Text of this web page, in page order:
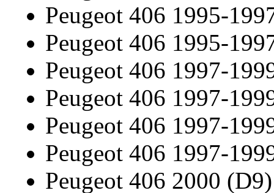
Peugeot 406 1995-
Peugeot 406 1995-
Peugeot 406 1997-
Peugeot 406 1997-
Peugeot 406 1997-
Peugeot 406 1997-
Peugeot 406 2000 (D9)